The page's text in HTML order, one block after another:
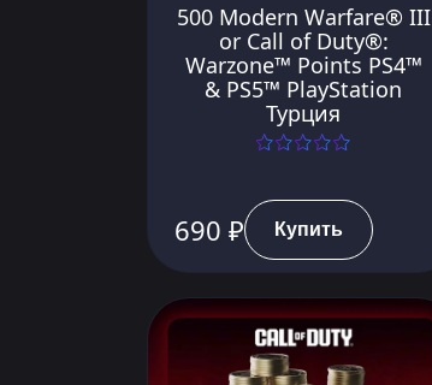
500 Modern Warfare® III
or Call of Duty®:
Warzone™ Points PS4™
& PS5™ PlayStation
Турция
690 ₽ Купить